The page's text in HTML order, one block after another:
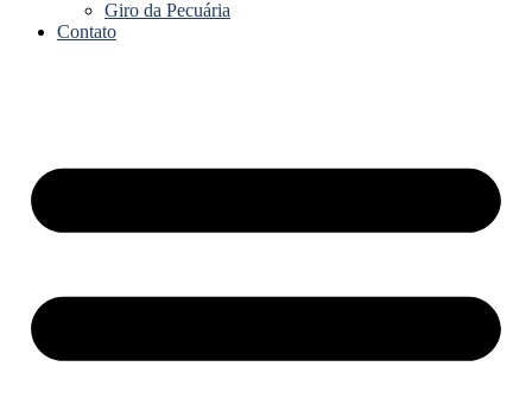
Giro da Pecuária
Contato